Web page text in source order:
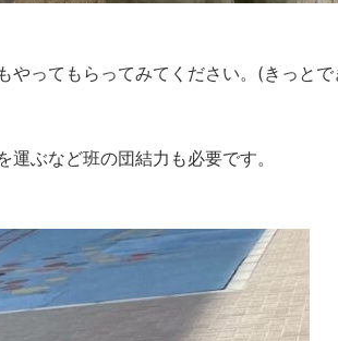
やってもらってみてください。(きっと
ぶなど班の団結力も必要です。